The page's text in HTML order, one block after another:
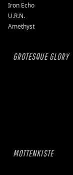
Iron Echo
U.R.N.
Amethyst
GROTESQUE GLORY
MOTTENKISTE